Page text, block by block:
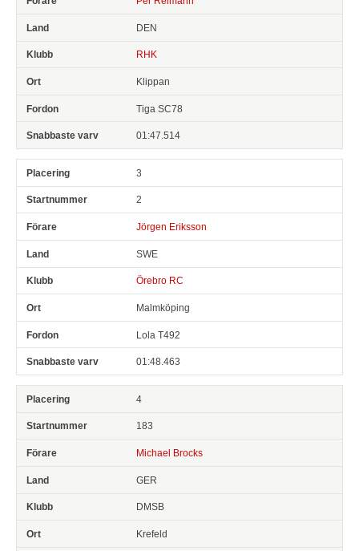
DEN
RHK
Klippan
Tiga SC78
01:47.514
3
2
Jörgen Eriksson
SWE
Örebro RC
Malmköping
Lola T492
01:48.463
4
183
Michael Brocks
GER
DMSB
Krefeld